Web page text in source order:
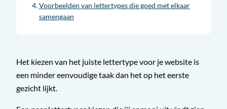
Voorbeelden van lettertypes die goed met elkaar
samengaan
Het kiezen van het juiste lettertype voor je website is
een minder eenvoudige taak dan het op het eerste
gezicht lijkt.